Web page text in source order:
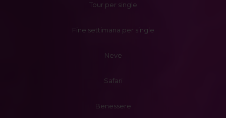
Tour per single
Fine settimana per single
Neve
Safari
Benessere